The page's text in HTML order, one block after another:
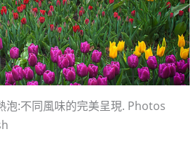
泡:不同風味的完美呈現. Photos